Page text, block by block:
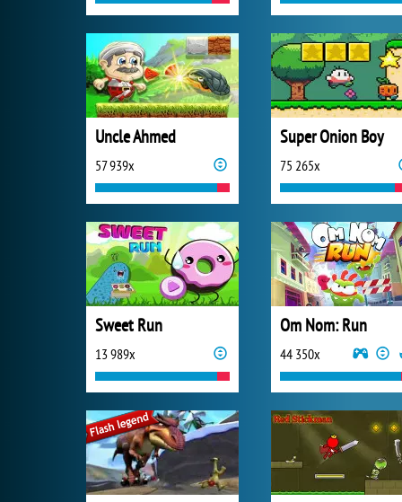
Uncle Ahmed
57 939x
Super Onion Boy
75 265x
Sweet Run
13 989x
Om Nom: Run
44 350x